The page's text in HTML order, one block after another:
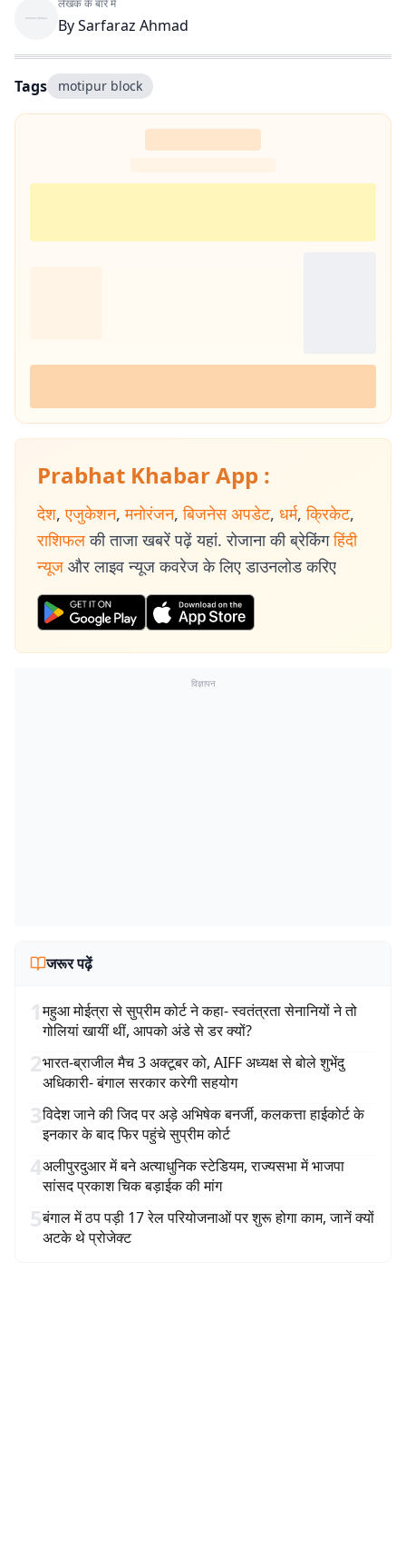
लेखक के बारे में
BySarfaraz Ahmad
Tags motipur block
Prabhat Khabar App :
देश, एजुकेशन, मनोरंजन, बिजनेस अपडेट, धर्म, क्रिकेट,
राशिफल की ताजा खबरें पढ़ें यहां. रोजाना की ब्रेकिंग हिंदी
न्यूज और लाइव न्यूज कवरेज के लिए डाउनलोड करिए
विज्ञापन
जरूर पढ़ें
1महुआ मोईत्रा से सुप्रीम कोर्ट ने कहा- स्वतंत्रता सेनानियों ने तो
गोलियां खायीं थीं, आपको अंडे से डर क्यों?
2भारत-ब्राजील मैच 3 अक्टूबर को, AIFF अध्यक्ष से बोले शुभेंदु
अधिकारी- बंगाल सरकार करेगी सहयोग
3विदेश जाने की जिद पर अड़े अभिषेक बनर्जी, कलकत्ता हाईकोर्ट के
इनकार के बाद फिर पहुंचे सुप्रीम कोर्ट
4अलीपुरदुआर में बने अत्याधुनिक स्टेडियम, राज्यसभा में भाजपा
सांसद प्रकाश चिक बड़ाईक की मांग
5बंगाल में ठप पड़ी 17 रेल परियोजनाओं पर शुरू होगा काम, जानें क्यों
अटके थे प्रोजेक्ट